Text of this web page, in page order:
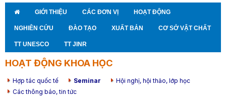
GIỚI THIỆU CÁC ĐƠN VỊ HOẠT ĐỘNG
NGHIÊN CỨU ĐÀO TẠO XUẤT BẢN CƠ SỞ VẬT CHẤT
TT UNESCO TT JINR
HOẠT ĐỘNG KHOA HỌC
Hợp tác quốc tế Seminar
Hội nghị, hội thảo, lớp học
Các thông báo, tin tức